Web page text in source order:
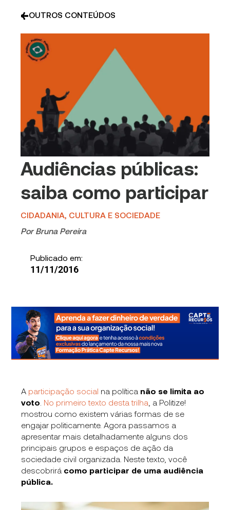
OUTROS CONTEÚDOS
Audiências públicas:
saiba como participar
CIDADANIA, CULTURA E SOCIEDADE
Por Bruna Pereira
Publicado em:
11/11/2016
A participação social na política não se limita ao
voto No primeiro texto desta trilha , a Politize!
mostrou como existem várias formas de se
engajar politicamente. Agora passamos a
apresentar mais detalhadamente alguns dos
principais grupos e espaços de ação da
sociedade civil organizada. Neste texto, você
descobrirá como participar de uma audiência
pública.